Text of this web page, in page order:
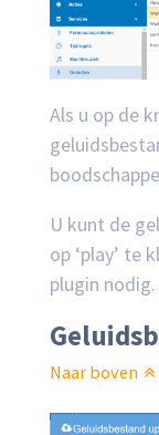
Als u op de
U kunt de
op ‘play’ te
plugin nodig.
Naar boven